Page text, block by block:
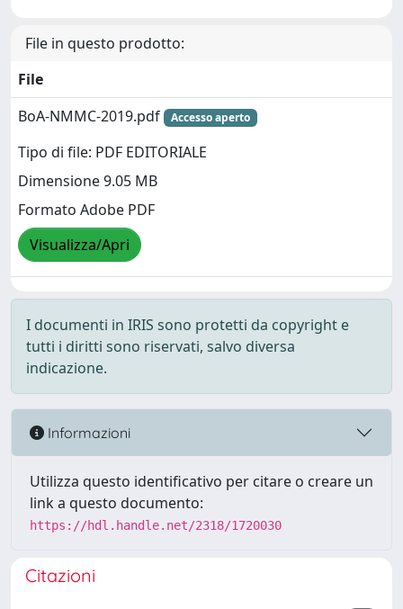
File in questo prodotto:
File
BoA-NMMC-2019.pdf
Accesso aperto
Tipo di file: PDF EDITORIALE
Dimensione 9.05 MB
Formato Adobe PDF
Visualizza/Apri
I documenti in IRIS sono protetti da copyright e
tutti i diritti sono riservati, salvo diversa
indicazione.
Informazioni
Utilizza questo identificativo per citare o creare un
link a questo documento:
https://hdl.handle.net/2318/1720030
Citazioni